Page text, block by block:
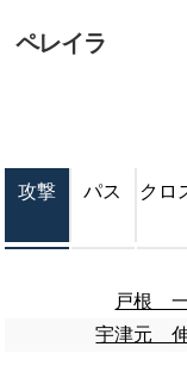
ペレイラ
攻撃 パス クロ
戸根
宇津元